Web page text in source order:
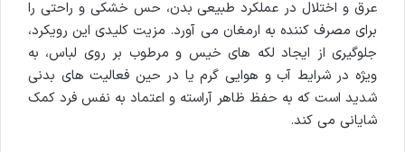
عرق و اختلال در عملکرد طبیعی بدن، حس خشکی و راحتی را
برای مصرف کننده به ارمغان می آورد. مزیت کلیدی این رویکرد،
جلوگیری از ایجاد لکه های خیس و مرطوب بر روی لباس، به
ویژه در شرایط آب و هوایی گرم یا در حین فعالیت های بدنی
شدید است که به حفظ ظاهر آراسته و اعتماد به نفس فرد کمک
شایانی می کند.